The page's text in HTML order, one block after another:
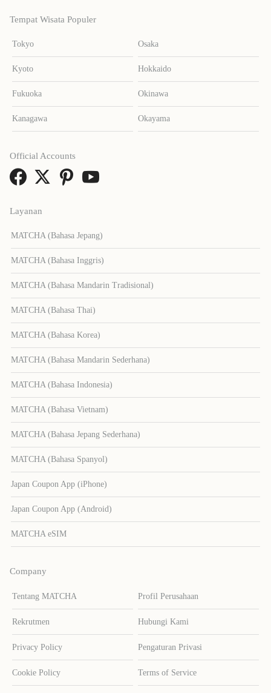
Tempat Wisata Populer
Tokyo Osaka
Kyoto Hokkaido
Fukuoka Okinawa
Kanagawa Okayama
Layanan
MATCHA (Bahasa Jepang)
MATCHA (Bahasa Inggris)
MATCHA (Bahasa Mandarin Tradisional)
MATCHA (Bahasa Thai)
MATCHA (Bahasa Korea)
MATCHA (Bahasa Mandarin Sederhana)
MATCHA (Bahasa Indonesia)
MATCHA (Bahasa Vietnam)
MATCHA (Bahasa Jepang Sederhana)
MATCHA (Bahasa Spanyol)
Japan Coupon App (iPhone)
Japan Coupon App (Android)
MATCHA eSIM
Company
Tentang MATCHA Profil Perusahaan
Rekrutmen Hubungi Kami
Privacy Policy Pengaturan Privasi
Cookie Policy Terms of Service
Official Accounts